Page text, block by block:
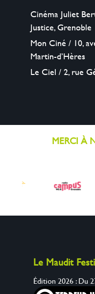
Cinéma Juliet
Justice, Grenoble
Mon Ciné / 10,
Martin-d’Hères
Le Ciel / 2, rue
MERCI À
Le Maudit
Édition 2026 : Du